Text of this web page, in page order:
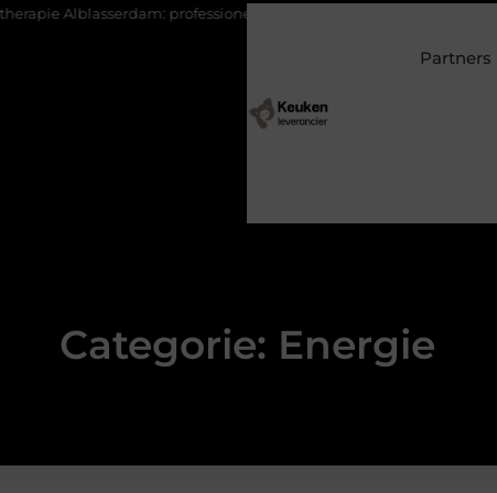
professionele begeleiding bij pijn en herstel
Partners
Categorie: Energie